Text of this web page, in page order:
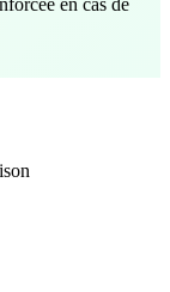
en cas de